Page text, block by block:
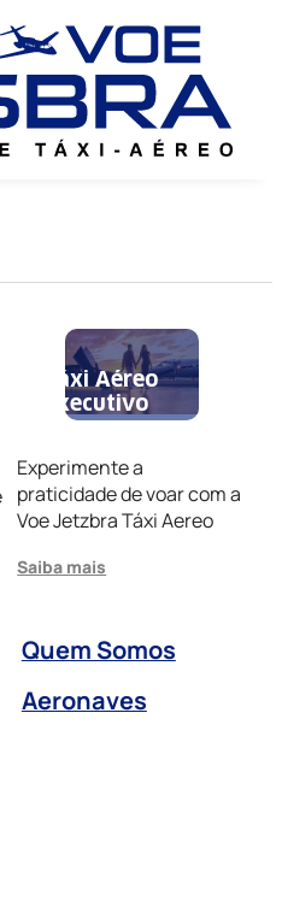
Táxi Aéreo
Executivo
Experimente a
praticidade de voar com a
Voe Jetzbra Táxi Aereo
Saiba mais
Quem Somos
Aeronaves